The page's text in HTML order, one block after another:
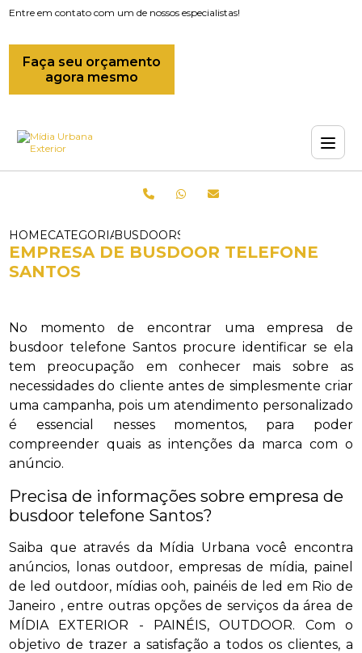
Entre em contato com um de nossos especialistas!
Faça seu orçamento
agora mesmo
HOMECATEGORIASBUSDOORS_EMPRESA QUE FAZ
EMPRESA DE BUSDOOR TELEFONE
SANTOS
No momento de encontrar uma empresa de
busdoor telefone Santos procure identificar se ela
tem preocupação em conhecer mais sobre as
necessidades do cliente antes de simplesmente criar
uma campanha, pois um atendimento personalizado
é essencial nesses momentos, para poder
compreender quais as intenções da marca com o
anúncio.
Precisa de informações sobre empresa de
busdoor telefone Santos?
Saiba que através da Mídia Urbana você encontra
anúncios, lonas outdoor, empresas de mídia, painel
de led outdoor, mídias ooh, painéis de led em Rio de
Janeiro , entre outras opções de serviços da área de
MÍDIA EXTERIOR - PAINÉIS, OUTDOOR. Com o
objetivo de trazer a satisfação a todos os clientes, a